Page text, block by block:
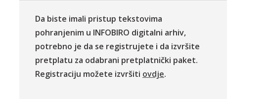
Da biste imali pristup tekstovima
pohranjenim u INFOBIRO digitalni arhiv,
potrebno je da se registrujete i da izvršite
pretplatu za odabrani pretplatnički paket.
Registraciju možete izvršiti ovdje.